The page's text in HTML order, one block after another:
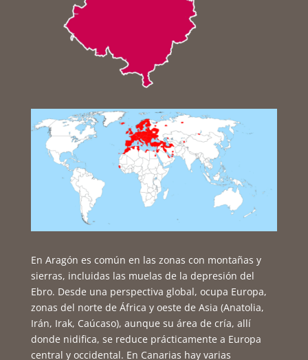
En Aragón es común en las zonas con montañas y
sierras, incluidas las muelas de la depresión del
Ebro. Desde una perspectiva global, ocupa Europa,
zonas del norte de África y oeste de Asia (Anatolia,
Irán, Irak, Caúcaso), aunque su área de cría, allí
donde nidifica, se reduce prácticamente a Europa
central y occidental. En Canarias hay varias